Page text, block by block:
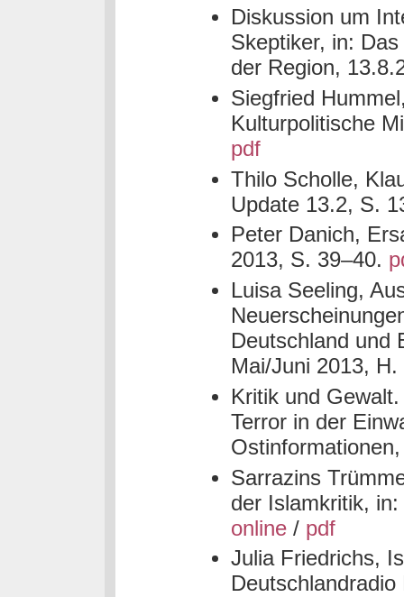
Diskussion um
Skeptiker, in:
der Region,
Siegfried
Kulturpolitische
pdf
Thilo Scholle,
Update 13.2, S.
Peter Danich,
2013, S. 39–40.
Luisa Seeling,
Deutschland und
Mai/Juni 2013,
Kritik und
Terror in der
Sarrazins
der Islamkritik,
online / pdf
Julia Friedrichs,